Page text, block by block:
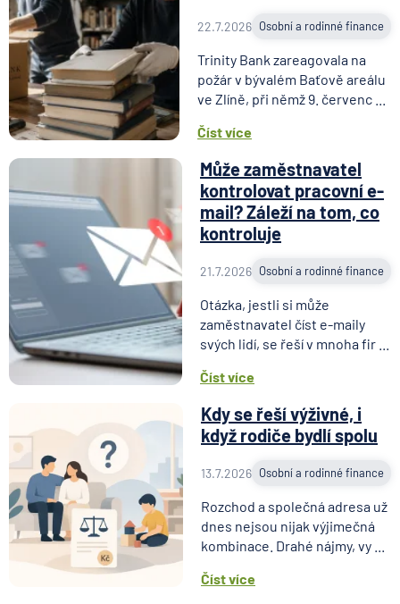
22.7.2026 Osobní a rodinné finance
Trinity Bank zareagovala na
požár v bývalém Baťově areálu
ve Zlíně, při němž 9. červenc ...
Číst více
Může zaměstnavatel
kontrolovat pracovní e-
mail? Záleží na tom, co
kontroluje
21.7.2026 Osobní a rodinné finance
Otázka, jestli si může
zaměstnavatel číst e-maily
svých lidí, se řeší v mnoha fir ...
Číst více
Kdy se řeší výživné, i
když rodiče bydlí spolu
13.7.2026 Osobní a rodinné finance
Rozchod a společná adresa už
dnes nejsou nijak výjimečná
kombinace. Drahé nájmy, vy ...
Číst více